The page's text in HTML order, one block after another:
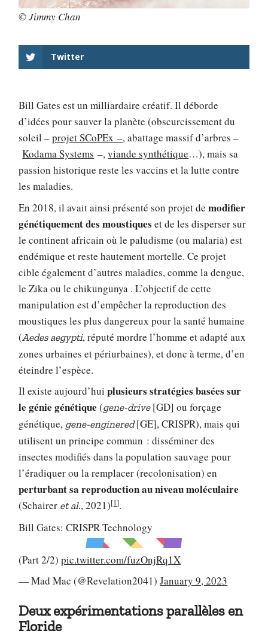
© Jimmy Chan
Twitter
Bill Gates est un milliardaire créatif. Il déborde
d’idées pour sauver la planète (obscurcissement du
soleil –projet SCoPEx –, abattage massif d’arbres –
Kodama Systems –,viande synthétique…), mais sa
passion historique reste les vaccins et la lutte contre
les maladies.
En 2018, il avait ainsi présenté son projet demodifier
génétiquement des moustiques et de les disperser sur
le continent africain où le paludisme (ou malaria) est
endémique et reste hautement mortelle. Ce projet
cible également d’autres maladies, comme la dengue,
le Zika ou le chikungunya . L’objectif de cette
manipulation est d’empêcher la reproduction des
moustiques les plus dangereux pour la santé humaine
(Aedes aegypti, réputé mordre l’homme et adapté aux
zones urbaines et périurbaines), et donc à terme, d’en
éteindre l’espèce.
Il existe aujourd’huiplusieurs stratégies basées sur
le génie génétique (gene-drive[GD] ou forçage
génétique, gene-enginered[GE], CRISPR), mais qui
utilisent un principe commun : disséminer des
insectes modifiés dans la population sauvage pour
l’éradiquer ou la remplacer (recolonisation) en
perturbant sa reproduction au niveau moléculaire
(Schairer et al., 2021)[1].
Bill Gates: CRISPR Technology
(Part 2/2)pic.twitter.com/fuzOnjRq1X
— Mad Mac (@Revelation2041)January 9, 2023
Deux expérimentations parallèles en
Floride